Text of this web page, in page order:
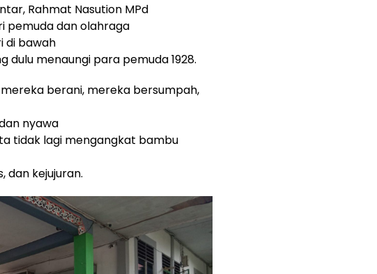
Rahmat Nasution MPd
pemuda dan olahraga
di bawah
dulu menaungi para pemuda 1928.
berani, mereka bersumpah,
nyawa
tidak lagi mengangkat bambu
dan kejujuran.